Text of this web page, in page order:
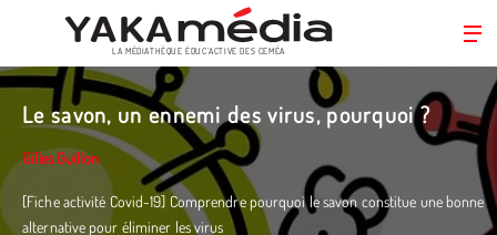
Aller
contenu
principal
LA MÉDIATHÈQUE ÉDUC’ACTIVE DES CEMÉA
Le savon, un ennemi des virus, pourquoi ?
Gilles Guillon
[Fiche activité Covid-19] Comprendre pourquoi le savon constitue une bonne
alternative pour éliminer les virus